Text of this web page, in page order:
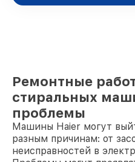
Ремонтные
стиральных
проблемы
Машины Haier могут
разным причинам: от
неисправностей в